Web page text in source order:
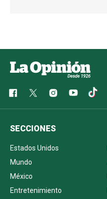
SECCIONES
Estados Unidos
Mundo
México
Entretenimiento